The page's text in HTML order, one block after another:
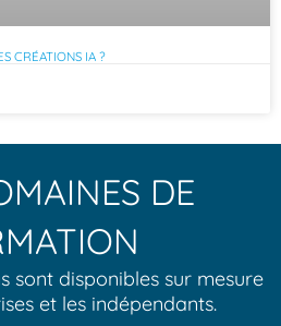
CRÉATIONS IA ?
DE
sont disponibles sur mesure
et les indépendants.